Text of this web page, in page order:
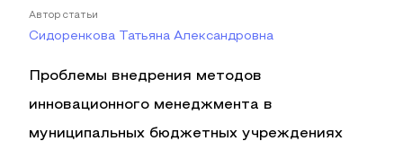
Автор статьи
Сидоренкова Татьяна Александровна
Проблемы внедрения методов
инновационного менеджмента в
муниципальных бюджетных учреждениях